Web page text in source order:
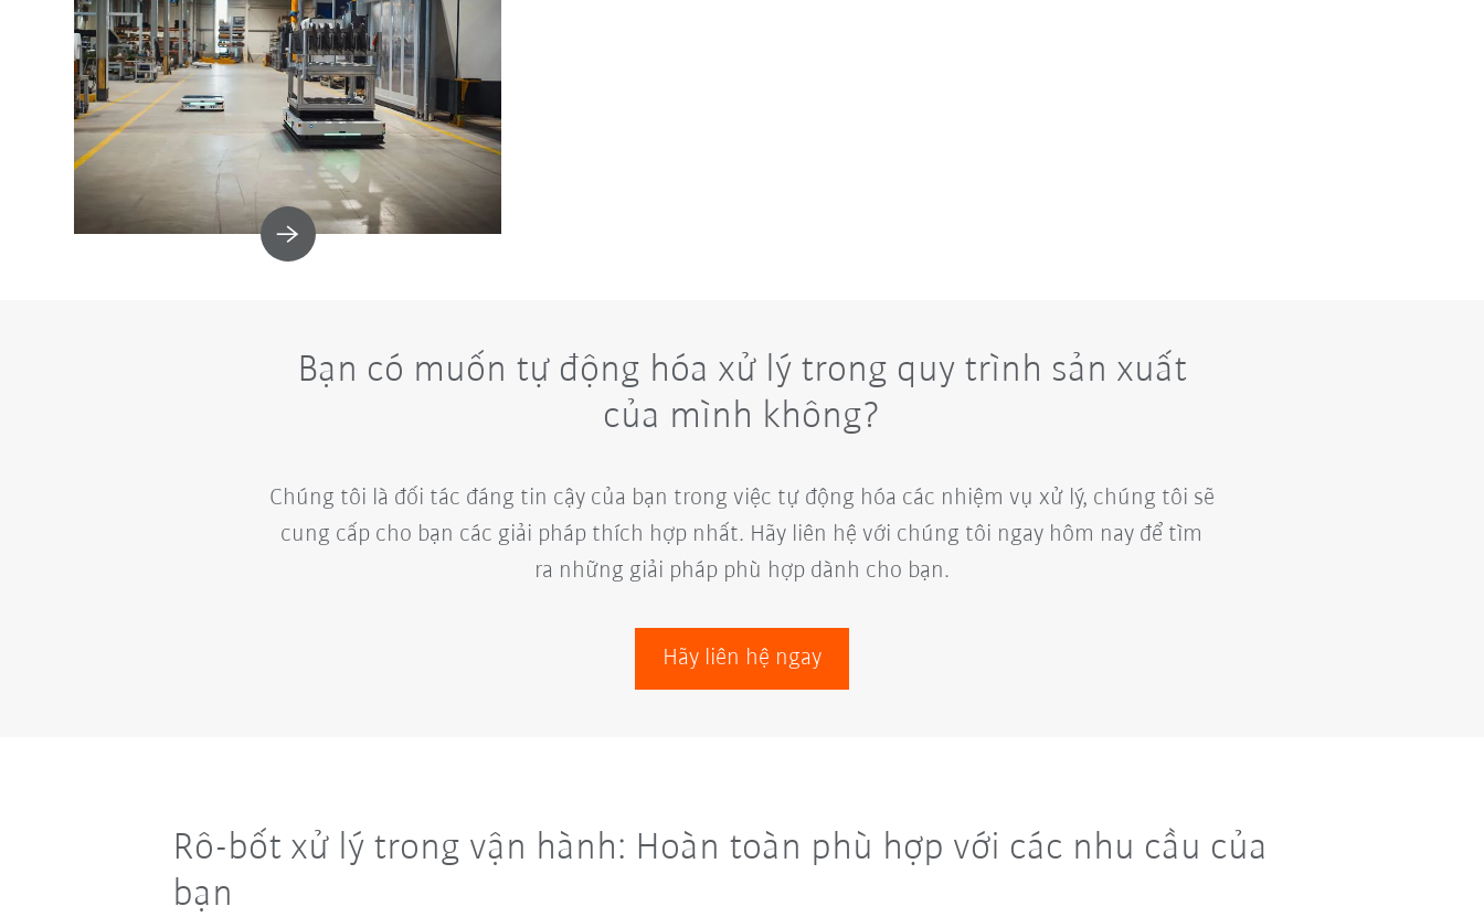
Bạn có muốn tự động hóa xử lý trong quy trình sản xuất
của mình không?
Chúng tôi là đối tác đáng tin cậy của bạn trong việc tự động hóa các nhiệm vụ xử lý, chúng tôi sẽ
cung cấp cho bạn các giải pháp thích hợp nhất. Hãy liên hệ với chúng tôi ngay hôm nay để tìm
ra những giải pháp phù hợp dành cho bạn.
Hãy liên hệ ngay
Rô-bốt xử lý trong vận hành: Hoàn toàn phù hợp với các nhu cầu của
bạn